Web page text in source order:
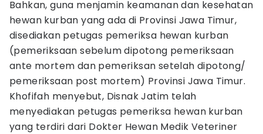
Bahkan, guna menjamin keamanan dan kesehatan
hewan kurban yang ada di Provinsi Jawa Timur,
disediakan petugas pemeriksa hewan kurban
(pemeriksaan sebelum dipotong pemeriksaan
ante mortem dan pemeriksan setelah dipotong/
pemeriksaan post mortem) Provinsi Jawa Timur.
Khofifah menyebut, Disnak Jatim telah
menyediakan petugas pemeriksa hewan kurban
yang terdiri dari Dokter Hewan Medik Veteriner